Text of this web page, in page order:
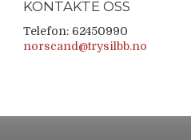
KONTAKTE OSS
Telefon: 62450990
norscand@trysilbb.no